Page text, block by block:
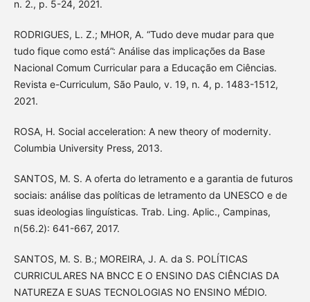
n. 2., p. 5-24, 2021.
RODRIGUES, L. Z.; MHOR, A. “Tudo deve mudar para que
tudo fique como está”: Análise das implicações da Base
Nacional Comum Curricular para a Educação em Ciências.
Revista e-Curriculum, São Paulo, v. 19, n. 4, p. 1483-1512,
2021.
ROSA, H. Social acceleration: A new theory of modernity.
Columbia University Press, 2013.
SANTOS, M. S. A oferta do letramento e a garantia de futuros
sociais: análise das políticas de letramento da UNESCO e de
suas ideologias linguísticas. Trab. Ling. Aplic., Campinas,
n(56.2): 641-667, 2017.
SANTOS, M. S. B.; MOREIRA, J. A. da S. POLÍTICAS
CURRICULARES NA BNCC E O ENSINO DAS CIÊNCIAS DA
NATUREZA E SUAS TECNOLOGIAS NO ENSINO MÉDIO.